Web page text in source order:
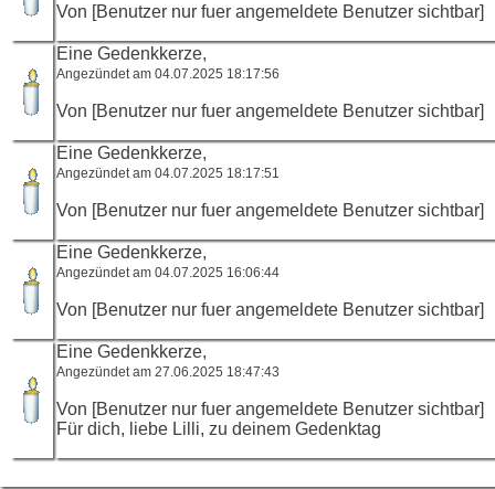
Von [Benutzer nur fuer angemeldete Benutzer sichtbar]
Eine Gedenkkerze,
Angezündet am 04.07.2025 18:17:56
Von [Benutzer nur fuer angemeldete Benutzer sichtbar]
Eine Gedenkkerze,
Angezündet am 04.07.2025 18:17:51
Von [Benutzer nur fuer angemeldete Benutzer sichtbar]
Eine Gedenkkerze,
Angezündet am 04.07.2025 16:06:44
Von [Benutzer nur fuer angemeldete Benutzer sichtbar]
Eine Gedenkkerze,
Angezündet am 27.06.2025 18:47:43
Von [Benutzer nur fuer angemeldete Benutzer sichtbar]
Für dich, liebe Lilli, zu deinem Gedenktag